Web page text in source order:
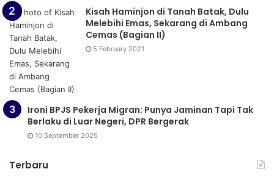
Kisah Haminjon di Tanah Batak, Dulu
Melebihi Emas, Sekarang di Ambang
Cemas (Bagian II)
5 February 2021
Ironi BPJS Pekerja Migran: Punya Jaminan Tapi Tak
Berlaku di Luar Negeri, DPR Bergerak
10 September 2025
Terbaru